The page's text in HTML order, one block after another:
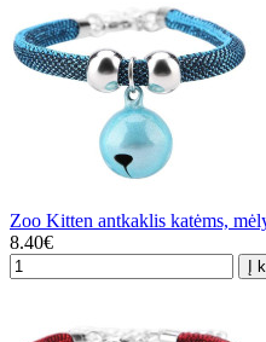
Zoo Kitten antkaklis katėms,
8.40€
Į